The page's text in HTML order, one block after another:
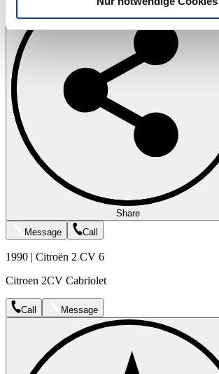
Verwendung unserer Website an unsere
soziale Medien, Werbung und Analysen
Partner führen diese Informationen
weiteren Daten zusammen, die Sie ihnen
haben oder die sie im Rahmen Ihrer
gesammelt haben.
Share
Message
Call
1990 | Citroën 2 CV 6
Citroen 2CV Cabriolet
Call Message